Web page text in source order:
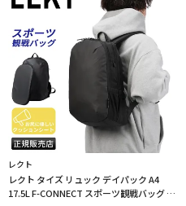
レクト
レクト タイズ リュック デイパック A4
17.5L F-CONNECT スポーツ観戦バッグ 防